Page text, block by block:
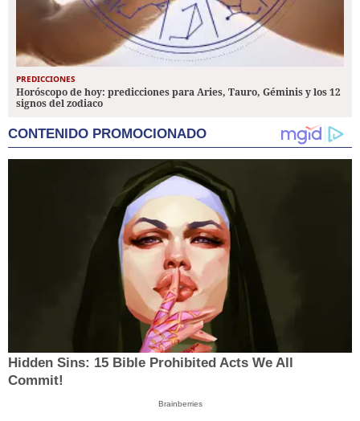
PREDICCIONES
Horóscopo de hoy: predicciones para Aries, Tauro, Géminis y los 12
signos del zodiaco
CONTENIDO PROMOCIONADO
Hidden Sins: 15 Bible Prohibited Acts We All
Commit!
Brainberries